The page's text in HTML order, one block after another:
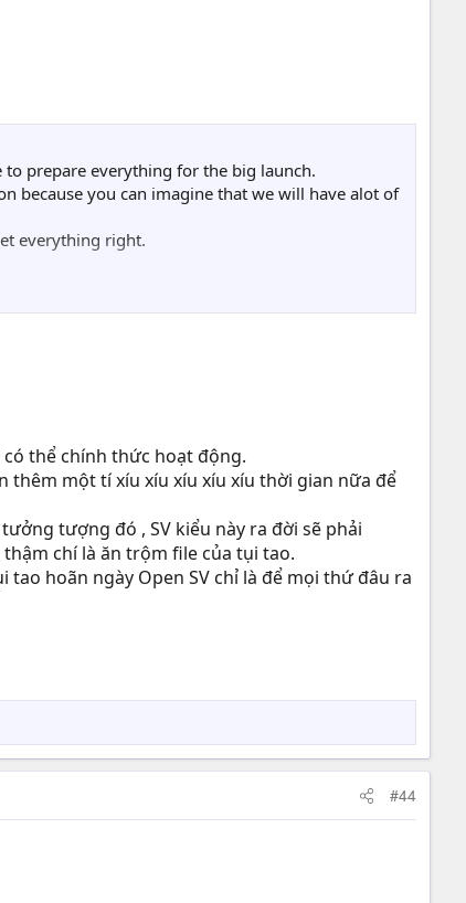
prepare everything for the big launch.
because you can imagine that we will have alot of
everything right.
thể chính thức hoạt động.
thêm một tí xíu xíu xíu xíu xíu thời gian nữa để
tượng đó , SV kiểu này ra đời sẽ phải
chí là ăn trộm file của tụi tao.
hoãn ngày Open SV chỉ là để mọi thứ đâu ra
#44